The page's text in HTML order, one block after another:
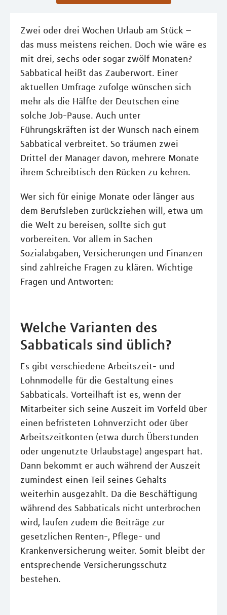
Zwei oder drei Wochen Urlaub am Stück –
das muss meistens reichen. Doch wie wäre es
mit drei, sechs oder sogar zwölf Monaten?
Sabbatical heißt das Zauberwort. Einer
aktuellen Umfrage zufolge wünschen sich
mehr als die Hälfte der Deutschen eine
solche Job-Pause. Auch unter
Führungskräften ist der Wunsch nach einem
Sabbatical verbreitet. So träumen zwei
Drittel der Manager davon, mehrere Monate
ihrem Schreibtisch den Rücken zu kehren.
Wer sich für einige Monate oder länger aus
dem Berufsleben zurückziehen will, etwa um
die Welt zu bereisen, sollte sich gut
vorbereiten. Vor allem in Sachen
Sozialabgaben, Versicherungen und Finanzen
sind zahlreiche Fragen zu klären. Wichtige
Fragen und Antworten:
Welche Varianten des
Sabbaticals sind üblich?
Es gibt verschiedene Arbeitszeit- und
Lohnmodelle für die Gestaltung eines
Sabbaticals. Vorteilhaft ist es, wenn der
Mitarbeiter sich seine Auszeit im Vorfeld über
einen befristeten Lohnverzicht oder über
Arbeitszeitkonten (etwa durch Überstunden
oder ungenutzte Urlaubstage) angespart hat.
Dann bekommt er auch während der Auszeit
zumindest einen Teil seines Gehalts
weiterhin ausgezahlt. Da die Beschäftigung
während des Sabbaticals nicht unterbrochen
wird, laufen zudem die Beiträge zur
gesetzlichen Renten-, Pflege- und
Krankenversicherung weiter. Somit bleibt der
entsprechende Versicherungsschutz
bestehen.